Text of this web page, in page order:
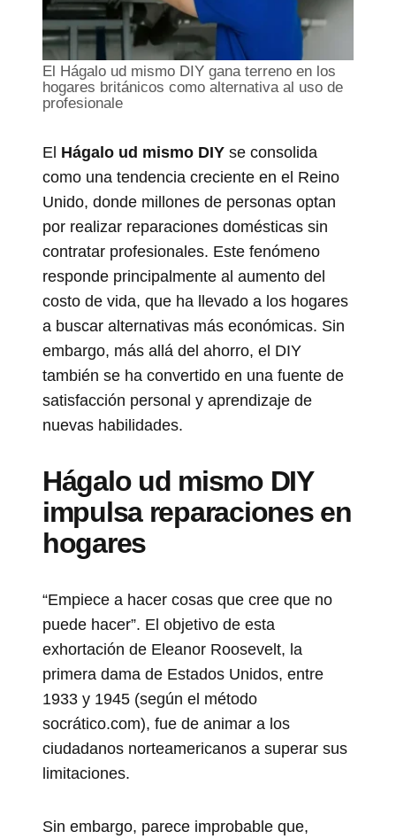
El Hágalo ud mismo DIY gana terreno en los
hogares británicos como alternativa al uso de
profesionale
El Hágalo ud mismo DIY se consolida
como una tendencia creciente en el Reino
Unido, donde millones de personas optan
por realizar reparaciones domésticas sin
contratar profesionales. Este fenómeno
responde principalmente al aumento del
costo de vida, que ha llevado a los hogares
a buscar alternativas más económicas. Sin
embargo, más allá del ahorro, el DIY
también se ha convertido en una fuente de
satisfacción personal y aprendizaje de
nuevas habilidades.
Hágalo ud mismo DIY
impulsa reparaciones en
hogares
“Empiece a hacer cosas que cree que no
puede hacer”. El objetivo de esta
exhortación de Eleanor Roosevelt, la
primera dama de Estados Unidos, entre
1933 y 1945 (según el método
socrático.com), fue de animar a los
ciudadanos norteamericanos a superar sus
limitaciones.
Sin embargo, parece improbable que,